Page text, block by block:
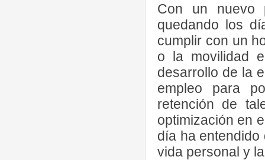
Con un nuevo
quedando los
cumplir con un
o la movilidad
desarrollo de la
empleo para
retención de
optimización en
día ha entendido
vida personal y